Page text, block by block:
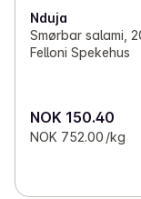
Nduja
Smørbar salami,
Felloni Spekehus
NOK 150.40
NOK 752.00 /kg